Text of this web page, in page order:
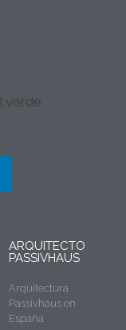
ARQUITECTO
PASSIVHAUS
Arquitectura
Passivhaus en
España